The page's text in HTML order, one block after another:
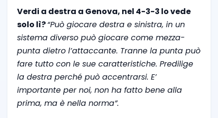
Verdi a destra a Genova, nel 4-3-3 lo vede
solo lì?“Può giocare destra e sinistra, in un
sistema diverso può giocare come mezza-
punta dietro l’attaccante. Tranne la punta può
fare tutto con le sue caratteristiche. Predilige
la destra perché può accentrarsi. E’
importante per noi, non ha fatto bene alla
prima, ma è nella norma”.